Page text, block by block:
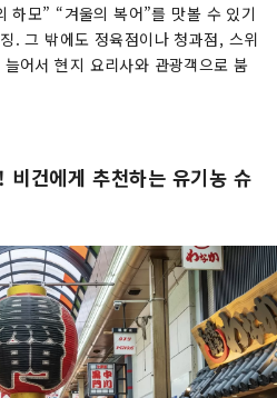
하모” “겨울의 복어”를 맛볼 수 있기
. 그 밖에도 정육점이나 청과점, 스위
어서 현지 요리사와 관광객으로 붐
비건에게 추천하는 유기농 슈